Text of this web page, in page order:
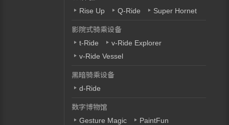
Rise Up
Q-Ride Super Hornet
影院式骑乘设备
t-Ride
v-Ride Explorer
v-Ride Vessel
黑暗骑乘设备
d-Ride
数字博物馆
Gesture Magic
PaintFun